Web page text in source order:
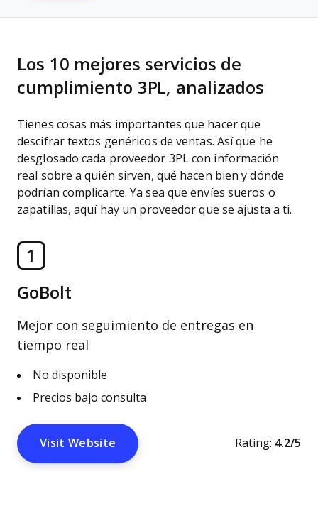
Los 10 mejores servicios de
cumplimiento 3PL, analizados
Tienes cosas más importantes que hacer que
descifrar textos genéricos de ventas. Así que he
desglosado cada proveedor 3PL con información
real sobre a quién sirven, qué hacen bien y dónde
podrían complicarte. Ya sea que envíes sueros o
zapatillas, aquí hay un proveedor que se ajusta a ti.
1
GoBolt
Mejor con seguimiento de entregas en
tiempo real
No disponible
Precios bajo consulta
Visit Website Rating: 4.2/5